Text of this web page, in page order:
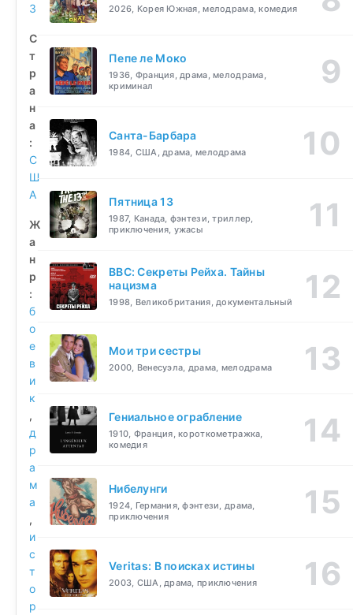
3
С
т
р
а
н
а
:
С
Ш
А
Ж
а
н
р
:
б
о
е
в
и
к
,
д
р
а
м
а
,
и
с
т
о
р
2026, Корея Южная, мелодрама, комедия
Пепе ле Моко
1936, Франция, драма, мелодрама,
криминал
Санта-Барбара
1984, США, драма, мелодрама
Пятница 13
1987, Канада, фэнтези, триллер,
приключения, ужасы
BBC: Секреты Рейха. Тайны
нацизма
1998, Великобритания, документальный
Мои три сестры
2000, Венесуэла, драма, мелодрама
Гениальное ограбление
1910, Франция, короткометражка,
комедия
Нибелунги
1924, Германия, фэнтези, драма,
приключения
Veritas: В поисках истины
2003, США, драма, приключения